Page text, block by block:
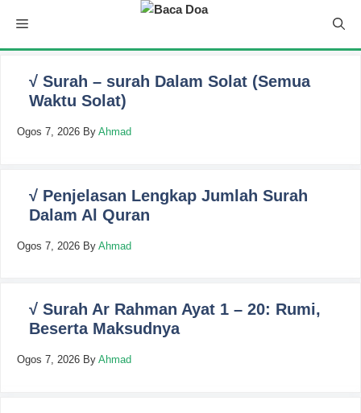
content
Menu
√ Surah – surah Dalam Solat (Semua
Waktu Solat)
Ogos 7, 2026 By Ahmad
√ Penjelasan Lengkap Jumlah Surah
Dalam Al Quran
Ogos 7, 2026 By Ahmad
√ Surah Ar Rahman Ayat 1 – 20: Rumi,
Beserta Maksudnya
Ogos 7, 2026 By Ahmad